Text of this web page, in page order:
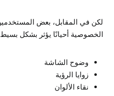
لكن في المقابل، بعض
الخصوصية أحيانًا يؤثر بشكل
وضوح الشاشة
زوايا الرؤية
نقاء الألوان